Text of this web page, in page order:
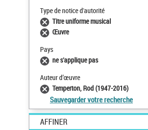
Type de notice d'autorité
Titre uniforme musical
Œuvre
Pays
ne s'applique pas
Auteur d’œuvre
Temperton, Rod (1947-2016)
Sauvegarder votre recherche
AFFINER